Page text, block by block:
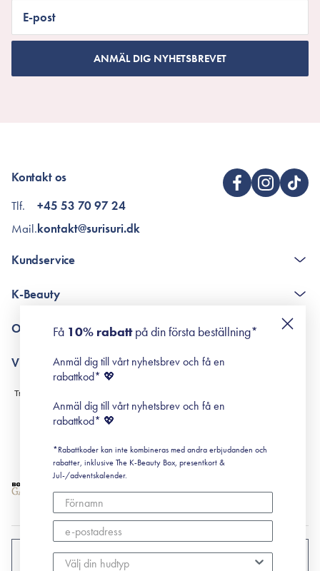
E-post
ANMÄL DIG NYHETSBREVET
Kontakt os
Tlf.
Mail.
+45 53 70 97 24
kontakt@surisuri.dk
Kundservice
Poängshop - frågor och svar
K-Beauty
Retinol för nybörjare
Om Surisuri
Black Friday
Villkor
Leverans & Retur
Köpvillkor
Prenumerationsvillkor
Cookiepolicy
SVERIGE
Få 10% rabattpå din första beställning*
Anmäl dig till vårt nyhetsbrev och få en
rabattkod* 💖
Anmäl dig till vårt nyhetsbrev och få en
rabattkod* 💖
*Rabattkoder kan inte kombineras med andra erbjudanden och
rabatter, inklusive The K-Beauty Box, presentkort &
Jul-/adventskalender.